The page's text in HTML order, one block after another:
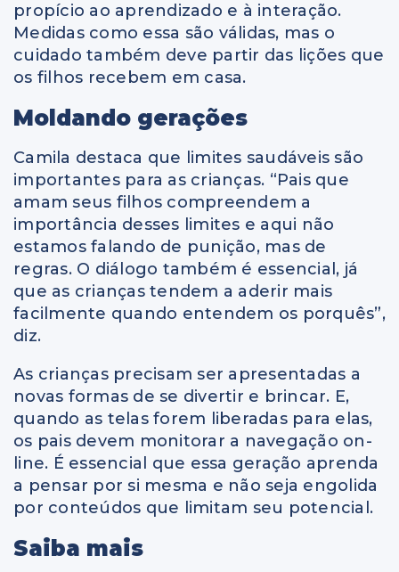
propício ao aprendizado e à interação.
Medidas como essa são válidas, mas o
cuidado também deve partir das lições que
os filhos recebem em casa.
Moldando gerações
Camila destaca que limites saudáveis são
importantes para as crianças. “Pais que
amam seus filhos compreendem a
importância desses limites e aqui não
estamos falando de punição, mas de
regras. O diálogo também é essencial, já
que as crianças tendem a aderir mais
facilmente quando entendem os porquês”,
diz.
As crianças precisam ser apresentadas a
novas formas de se divertir e brincar. E,
quando as telas forem liberadas para elas,
os pais devem monitorar a navegação on-
line. É essencial que essa geração aprenda
a pensar por si mesma e não seja engolida
por conteúdos que limitam seu potencial.
Saiba mais